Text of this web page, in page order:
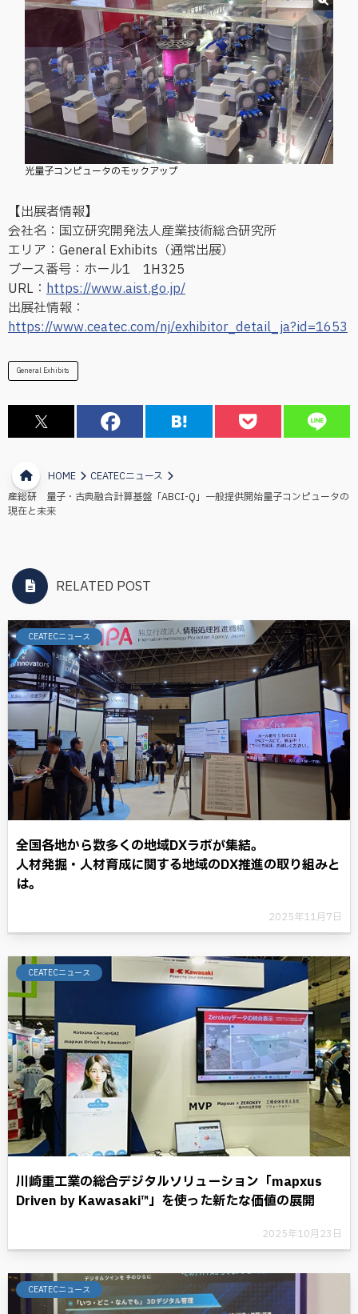
光量子コンピュータのモックアップ
【出展者情報】
会社名：国立研究開発法人産業技術総合研究所
エリア：General Exhibits（通常出展）
ブース番号：ホール1 1H325
URL： https://www.aist.go.jp/
出展社情報：
https://www.ceatec.com/nj/exhibitor_detail_ja?id=1653
General Exhibits
HOME
CEATECニュース
産総研 量子・古典融合計算基盤「ABCI-Q」一般提供開始量子コンピュータの
現在と未来
RELATED POST
CEATECニュース
全国各地から数多くの地域DXラボが集結。
人材発掘・人材育成に関する地域のDX推進の取り組みと
は。
2025年11月7日
CEATECニュース
川崎重工業の総合デジタルソリューション「mapxus
Driven by Kawasaki™」を使った新たな価値の展開
2025年10月23日
CEATECニュース